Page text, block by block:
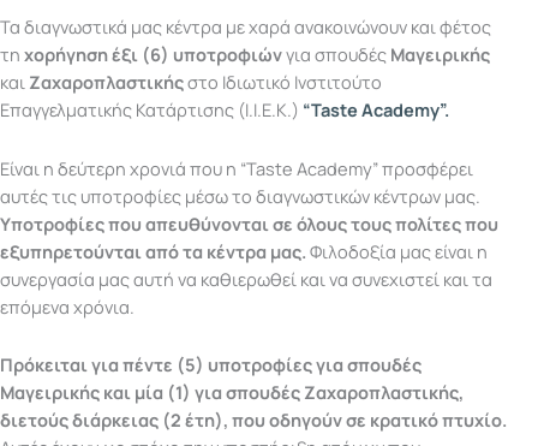
Τα διαγνωστικά μας κέντρα με χαρά ανακοινώνουν και φέτος
τη χορήγηση έξι (6) υποτροφιώνγια σπουδές Μαγειρικής
και Ζαχαροπλαστικήςστο Ιδιωτικό Ινστιτούτο
Επαγγελματικής Κατάρτισης (Ι.Ι.Ε.Κ.) “Taste Academy”.
Είναι η δεύτερη χρονιά που η “Taste Academy” προσφέρει
αυτές τις υποτροφίες μέσω το διαγνωστικών κέντρων μας.
Υποτροφίες που απευθύνονται σε όλους τους πολίτες που
εξυπηρετούνται από τα κέντρα μας. Φιλοδοξία μας είναι η
συνεργασία μας αυτή να καθιερωθεί και να συνεχιστεί και τα
επόμενα χρόνια.
Πρόκειται για πέντε (5) υποτροφίες για σπουδές
Μαγειρικής και μία (1) για σπουδές Ζαχαροπλαστικής,
διετούς διάρκειας (2 έτη), που οδηγούν σε κρατικό πτυχίο.